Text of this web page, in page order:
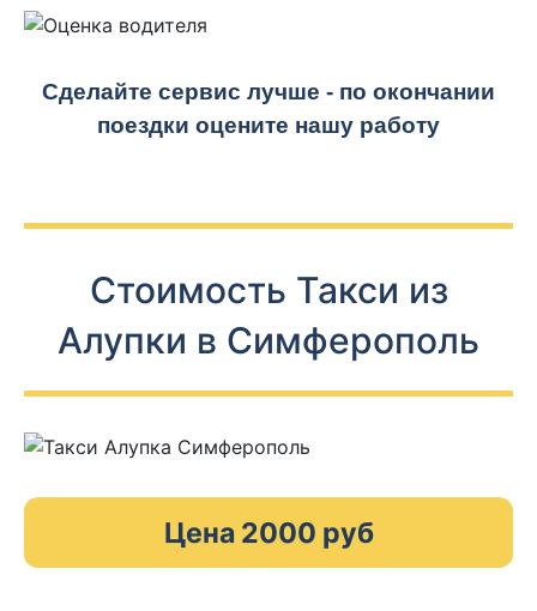
Сделайте сервис лучше - по окончании
поездки оцените нашу работу
Стоимость Такси из
Алупки в Симферополь
Цена 2000 руб